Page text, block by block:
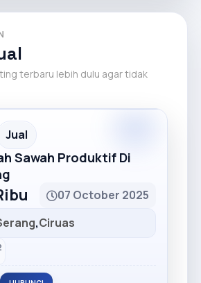
terbaru lebih dulu agar tidak
Jual
Sawah Produktif Di
07 October 2025
,Ciruas